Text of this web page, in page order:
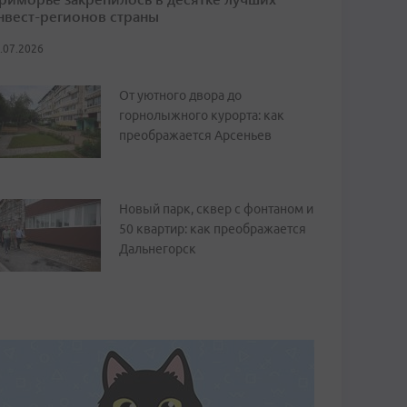
регионов страны
От уютного двора до
горнолыжного курорта: как
преображается Арсеньев
Новый парк, сквер с фонтаном и
50 квартир: как преображается
Дальнегорск